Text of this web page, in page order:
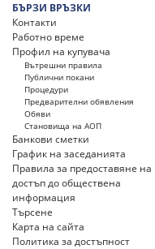
БЪРЗИ ВРЪЗКИ
Контакти
Работно време
Профил на купувача
Вътрешни правила
Публични покани
Процедури
Предварителни обявления
Обяви
Становища на АОП
Банкови сметки
График на заседанията
Правила за предоставяне на
достъп до обществена
информация
Търсене
Карта на сайта
Политика за достъпност